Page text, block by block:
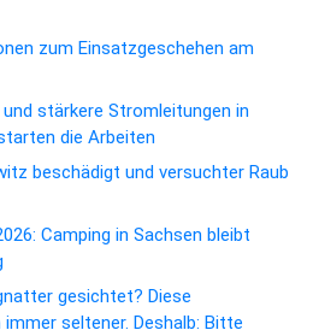
zum Einsatzgeschehen am
stärkere Stromleitungen in
die Arbeiten
beschädigt und versuchter Raub
Camping in Sachsen bleibt
gesichtet? Diese
seltener. Deshalb: Bitte